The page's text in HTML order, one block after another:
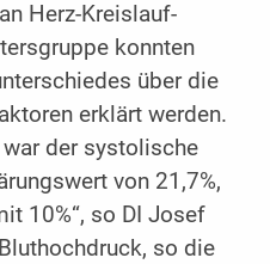
Herz-Kreislauf-
konnten
über die
erklärt werden.
der systolische
von 21,7%,
10%“, so DI Josef
so die